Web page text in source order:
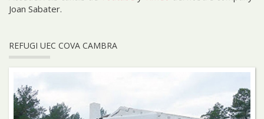
Joan Sabater.
REFUGI UEC COVA CAMBRA